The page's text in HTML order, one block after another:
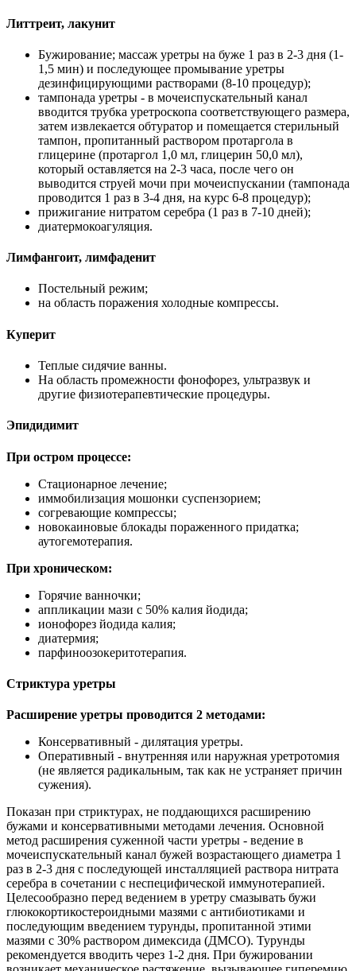
Литтреит, лакунит
Бужирование; массаж уретры на буже 1 раз в 2-3 дня (1-
1,5 мин) и последующее промывание уретры
дезинфицирующими растворами (8-10 процедур);
тампонада уретры - в мочеиспускательный канал
вводится трубка уретроскопа соответствующего размера,
затем извлекается обтуратор и помещается стерильный
тампон, пропитанный раствором протаргола в
глицерине (протаргол 1,0 мл, глицерин 50,0 мл),
который оставляется на 2-3 часа, после чего он
выводится струей мочи при мочеиспускании (тампонада
проводится 1 раз в 3-4 дня, на курс 6-8 процедур);
прижигание нитратом серебра (1 раз в 7-10 дней);
диатермокоагуляция.
Лимфангоит, лимфаденит
Постельный режим;
на область поражения холодные компрессы.
Куперит
Теплые сидячие ванны.
На область промежности фонофорез, ультразвук и
другие физиотерапевтические процедуры.
Эпидидимит
При остром процессе:
Стационарное лечение;
иммобилизация мошонки суспензорием;
согревающие компрессы;
новокаиновые блокады пораженного придатка;
аутогемотерапия.
При хроническом:
Горячие ванночки;
аппликации мази с 50% калия йодида;
ионофорез йодида калия;
диатермия;
парфиноозокеритотерапия.
Стриктура уретры
Расширение уретры проводится 2 методами:
Консервативный - дилятация уретры.
Оперативный - внутренняя или наружная уретротомия
(не является радикальным, так как не устраняет причин
сужения).
Показан при стриктурах, не поддающихся расширению
бужами и консервативными методами лечения. Основной
метод расширения суженной части уретры - ведение в
мочеиспускательный канал бужей возрастающего диаметра 1
раз в 2-3 дня с последующей инсталляцией раствора нитрата
серебра в сочетании с неспецифической иммунотерапией.
Целесообразно перед ведением в уретру смазывать бужи
глюкокортикостероидными мазями с антибиотиками и
последующим введением турунды, пропитанной этими
мазями с 30% раствором димексида (ДМСО). Турунды
рекомендуется вводить через 1-2 дня. При бужировании